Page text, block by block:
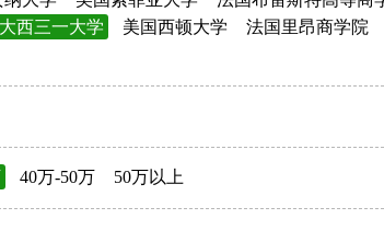
西三一大学 美国西顿大学
法国里昂商学院
40万-50万 50万以上